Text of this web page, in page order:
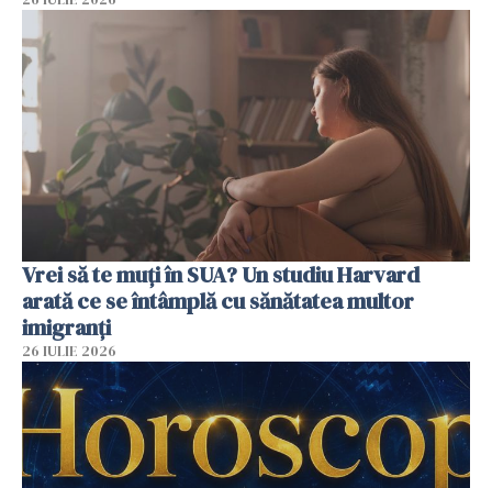
Vrei să te muți în SUA? Un studiu Harvard
arată ce se întâmplă cu sănătatea multor
imigranți
26 IULIE 2026